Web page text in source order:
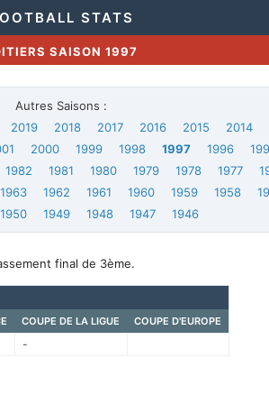
STATS
SAISON 1997
Autres Saisons :
2019 2018 2017 2016 2015 2014
2000 1999 1998 1997 1996
1982 1981 1980 1979 1978 1977
1963 1962 1961 1960 1959 1958
1950 1949 1948 1947 1946
final de 3ème.
COUPE DE LA LIGUE COUPE D'EUROPE
-